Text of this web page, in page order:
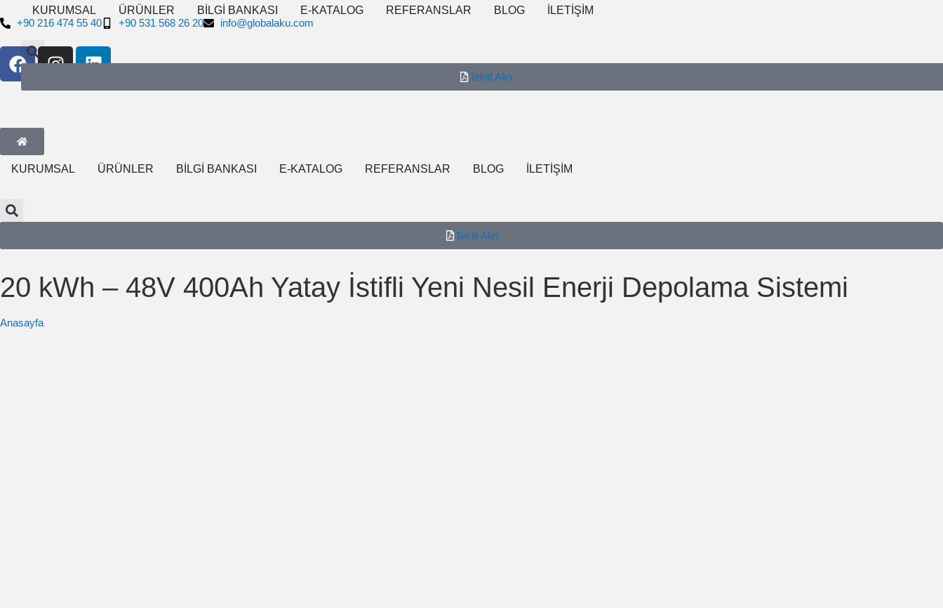
+90 216 474 55 40 +90 531 568 26 20 info@globalaku.com
KURUMSAL ÜRÜNLER BİLGİ BANKASI E-KATALOG REFERANSLAR BLOG İLETİŞİM
Teklif Alın
KURUMSAL ÜRÜNLER BİLGİ BANKASI E-KATALOG REFERANSLAR BLOG İLETİŞİM
Teklif Alın
20 kWh – 48V 400Ah Yatay İstifli Yeni Nesil Enerji Depolama Sistemi
Anasayfa